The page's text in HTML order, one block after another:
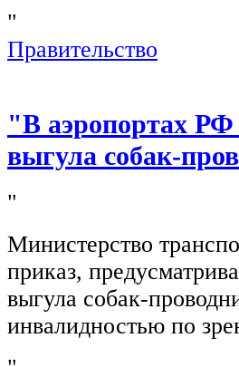
"
Правительство
"В аэропортах РФ
выгула собак-
"
Министерство
приказ,
выгула собак-
инвалидностью по